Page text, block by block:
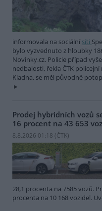
informovala na sociální síti
bylo vyzvednuto z hloubky
Novinky.cz. Policie případ
nedbalosti, řekla ČTK
Kladna, se měl původně
Prodej hybridních vozů
16 procent na 43 653
8.8.2026 01:18 (ČTK)
28,1 procenta na 7585 vozů.
procenta na 10 168 vozidel.